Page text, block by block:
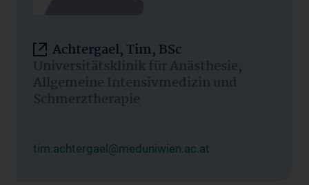
Achtergael, Tim, BSc
Universitätsklinik für Anästhesie,
Allgemeine Intensivmedizin und
Schmerztherapie
tim.achtergael@meduniwien.ac.at